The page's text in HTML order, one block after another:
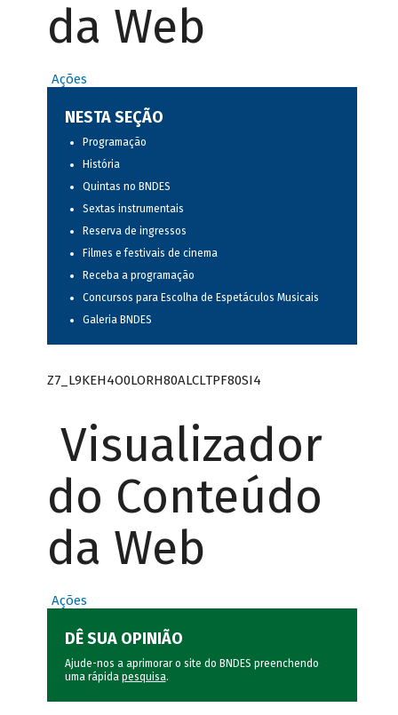
da Web
Ações
NESTA SEÇÃO
Programação
História
Quintas no BNDES
Sextas instrumentais
Reserva de ingressos
Filmes e festivais de cinema
Receba a programação
Concursos para Escolha de Espetáculos Musicais
Galeria BNDES
Z7_L9KEH4O0LORH80ALCLTPF80SI4
Visualizador
do Conteúdo
da Web
Ações
DÊ SUA OPINIÃO
Ajude-nos a aprimorar o site do BNDES preenchendo
uma rápida pesquisa.